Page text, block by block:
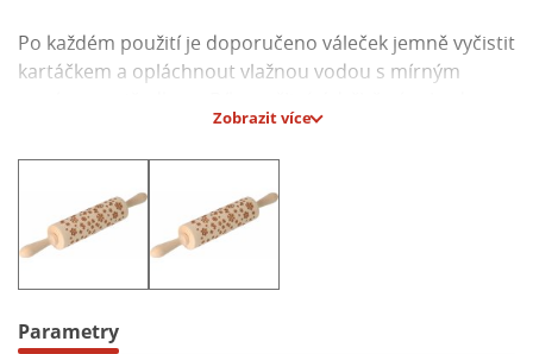
Po každém použití je doporučeno váleček jemně vyčistit
kartáčkem a opláchnout vlažnou vodou s mírným
váleček dlouho sloužit. Váleček není vhodný do myčky,
aby nedošlo k jeho trvalému poškození.
**Hlavní parametry:**
- Materiál: bukové dřevo první jakosti, ocel
- Délka embosované plochy: 20 cm
Zobrazit více
Parametry